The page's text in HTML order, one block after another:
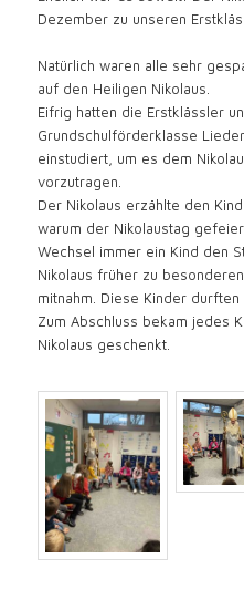
Dezember zu unseren
Natürlich waren alle sehr
auf den Heiligen Nikolaus.
Eifrig hatten die Erstklässler
Grundschulförderklasse
einstudiert, um es dem
vorzutragen.
Der Nikolaus erzählte den
warum der Nikolaustag
Wechsel immer ein Kind den
Nikolaus früher zu
mitnahm. Diese Kinder
Zum Abschluss bekam jedes
Nikolaus geschenkt.